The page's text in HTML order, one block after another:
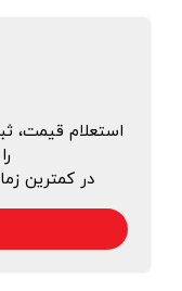
استعلام قیمت،
در کمترین